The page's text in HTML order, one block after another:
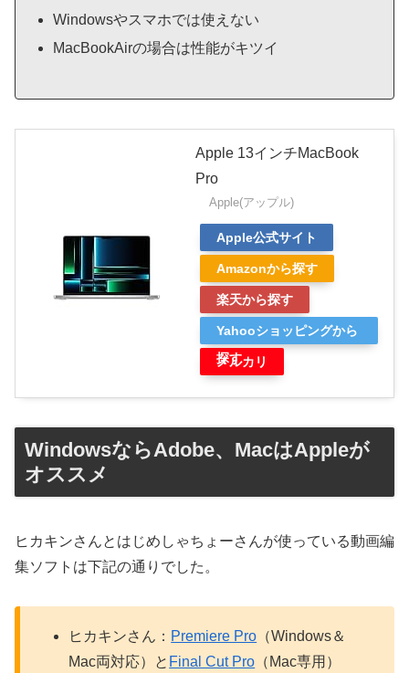
Windowsやスマホでは使えない
MacBookAirの場合は性能がキツイ
Apple 13インチMacBook
Pro
Apple(アップル)
Apple公式サイト
Amazonから探す
楽天から探す
Yahooショッピングから
探す
メルカリ
WindowsならAdobe、MacはAppleが
オススメ
ヒカキンさんとはじめしゃちょーさんが使っている動画編
集ソフトは下記の通りでした。
ヒカキンさん： Premiere Pro （Windows＆
Mac両対応）と Final Cut Pro （Mac専用）